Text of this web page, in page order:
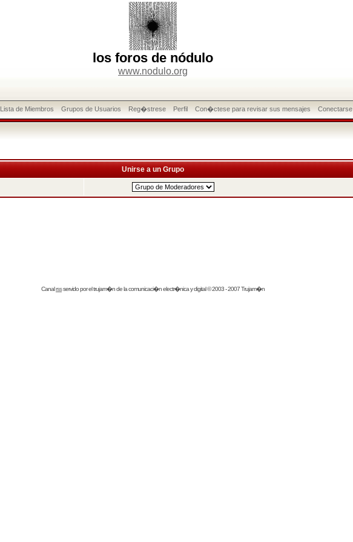
los foros de nódulo
www.nodulo.org
Lista de Miembros Grupos de Usuarios Reg�strese Perfil Con�ctese para revisar sus mensajes Conectarse
Unirse a un Grupo
Canalrssservido por eltrujam�nde la comunicaci�n electr�nica y digital © 2003 - 2007 Trujam�n